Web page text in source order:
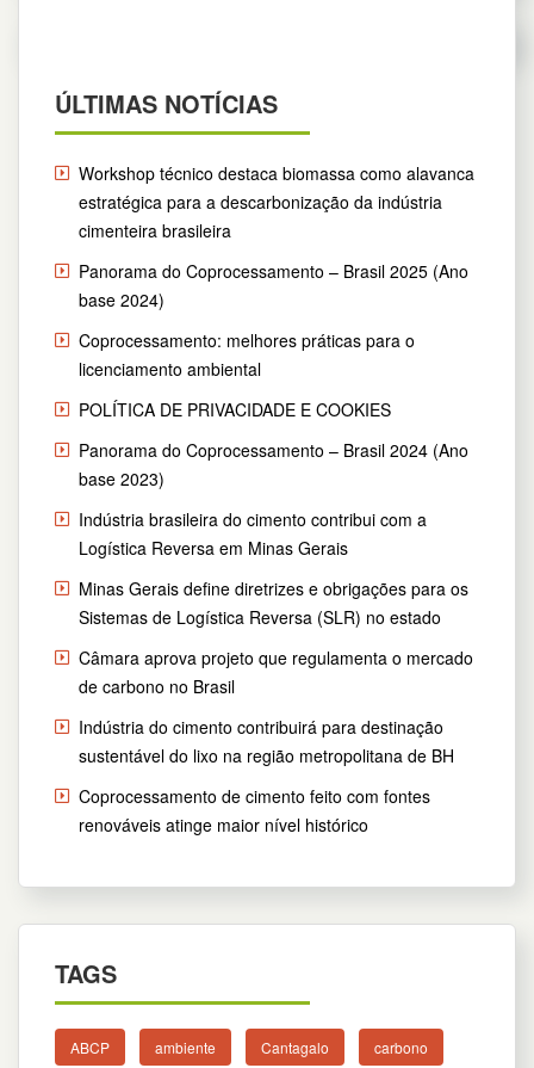
ÚLTIMAS NOTÍCIAS
Workshop técnico destaca biomassa como alavanca
estratégica para a descarbonização da indústria
cimenteira brasileira
Panorama do Coprocessamento – Brasil 2025 (Ano
base 2024)
Coprocessamento: melhores práticas para o
licenciamento ambiental
POLÍTICA DE PRIVACIDADE E COOKIES
Panorama do Coprocessamento – Brasil 2024 (Ano
base 2023)
Indústria brasileira do cimento contribui com a
Logística Reversa em Minas Gerais
Minas Gerais define diretrizes e obrigações para os
Sistemas de Logística Reversa (SLR) no estado
Câmara aprova projeto que regulamenta o mercado
de carbono no Brasil
Indústria do cimento contribuirá para destinação
sustentável do lixo na região metropolitana de BH
Coprocessamento de cimento feito com fontes
renováveis atinge maior nível histórico
TAGS
ABCP ambiente Cantagalo carbono